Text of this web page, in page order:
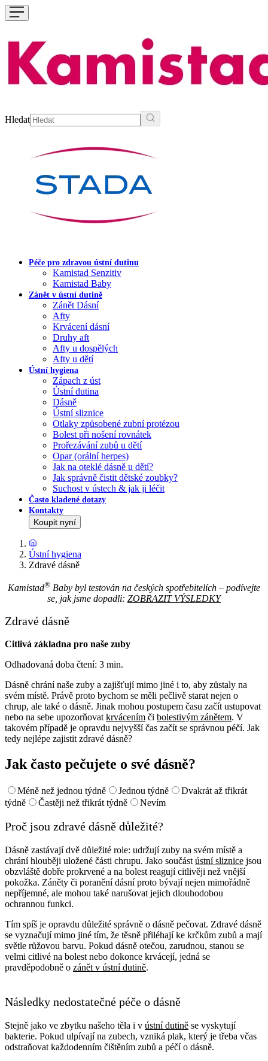
Hledat
Péče pro zdravou ústní dutinu
Kamistad Senzitiv
Kamistad Baby
Zánět v ústní dutině
Zánět Dásní
Afty
Krvácení dásní
Druhy aft
Afty u dospělých
Afty u dětí
Ústní hygiena
Zápach z úst
Ústní dutina
Dásně
Ústní sliznice
Otlaky způsobené zubní protézou
Bolest při nošení rovnátek
Prořezávání zubů u dětí
Opar (orální herpes)
Jak na oteklé dásně u dětí?
Jak správně čistit dětské zoubky?
Suchost v ústech & jak ji léčit
Často kladené dotazy
Kontakty
Koupit nyní
Ústní hygiena
Zdravé dásně
Kamistad® Baby byl testován na českých spotřebitelích – podívejte
se, jak jsme dopadli: ZOBRAZIT VÝSLEDKY
Zdravé dásně
Citlivá základna pro naše zuby
Odhadovaná doba čtení: 3 min.
Dásně chrání naše zuby a zajišťují mimo jiné i to, aby zůstaly na
svém místě. Právě proto bychom se měli pečlivě starat nejen o
chrup, ale také o dásně. Jinak mohou postupem času začít ustupovat
nebo na sebe upozorňovat krvácením či bolestivým zánětem. V
takovém případě je opravdu nejvyšší čas začít se správnou péčí. Jak
tedy nejlépe zajistit zdravé dásně?
Jak často pečujete o své dásně?
Méně než jednou týdně Jednou týdně
Dvakrát až třikrát
týdně
Častěji než třikrát týdně Nevím
Proč jsou zdravé dásně důležité?
Dásně zastávají dvě důležité role: udržují zuby na svém místě a
chrání hlouběji uložené části chrupu. Jako součást ústní sliznice jsou
obzvláště dobře prokrvené a na bolest reagují citlivěji než vnější
pokožka. Záněty či poranění dásní proto bývají nejen mimořádně
nepříjemné, ale mohou také narušovat jejich dlouhodobou
ochrannou funkci.
Tím spíš je opravdu důležité správně o dásně pečovat. Zdravé dásně
se vyznačují mimo jiné tím, že těsně přiléhají ke krčkům zubů a mají
světle růžovou barvu. Pokud dásně otečou, zarudnou, stanou se
velmi citlivé na bolest nebo dokonce krvácejí, jedná se
pravděpodobně o zánět v ústní dutině.
Následky nedostatečné péče o dásně
Stejně jako ve zbytku našeho těla i v ústní dutině se vyskytují
bakterie. Pokud ulpívají na zubech, vzniká plak, který je třeba včas
odstraňovat každodenním čištěním zubů a péčí o dásně.